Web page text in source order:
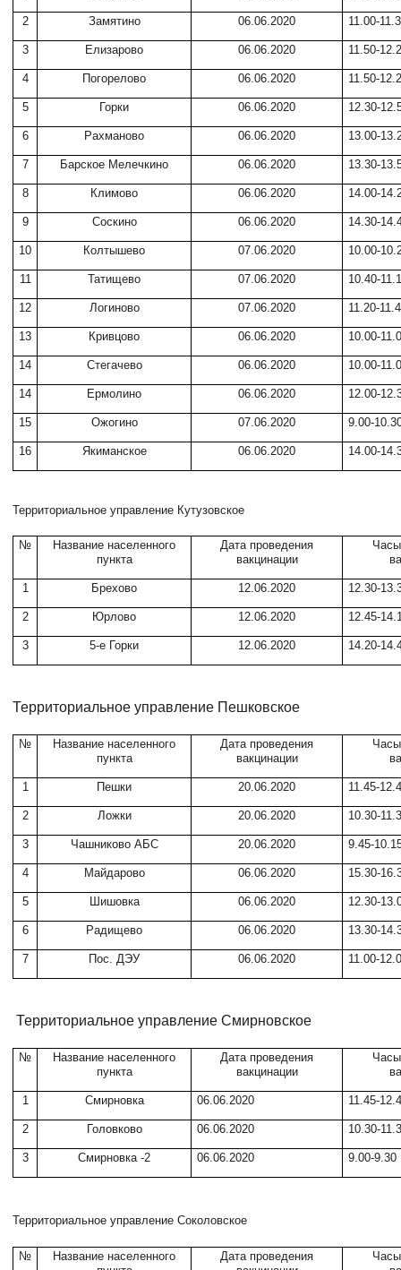
2 Замятино 06.06.2020 11.00-
3 Елизарово 06.06.2020 11.50-
4 Погорелово 06.06.2020 11.50-
5 Горки 06.06.2020 12.30-
6 Рахманово 06.06.2020 13.00-
7 Барское Мелечкино 06.06.2020 13.30-
8 Климово 06.06.2020 14.00-
9 Соскино 06.06.2020 14.30-
10 Колтышево 07.06.2020 10.00-
11 Татищево 07.06.2020 10.40-
12 Логиново 07.06.2020 11.20-
13 Кривцово 06.06.2020 10.00-
14 Стегачево 06.06.2020 10.00-
14 Ермолино 06.06.2020 12.00-
15 Ожогино 07.06.2020 9.00-
16 Якиманское 06.06.2020 14.00-
Территориальное управление Кутузовское
№
Название населенного
пункта
Дата проведения
вакцинации
1 Брехово 12.06.2020 12.30-
2 Юрлово 12.06.2020 12.45-
3 5-е Горки 12.06.2020 14.20-
Территориальное управление Пешковское
№
Название населенного
пункта
Дата проведения
вакцинации
1 Пешки 20.06.2020 11.45-
2 Ложки 20.06.2020 10.30-
3 Чашниково АБС 20.06.2020 9.45-
4 Майдарово 06.06.2020 15.30-
5 Шишовка 06.06.2020 12.30-
6 Радищево 06.06.2020 13.30-
7 Пос. ДЭУ 06.06.2020 11.00-
Территориальное управление Смирновское
№
Название населенного
пункта
Дата проведения
вакцинации
1 Смирновка 06.06.2020 11.45-
2 Головково 06.06.2020 10.30-
3 Смирновка -2 06.06.2020 9.00-9.30
Территориальное управление Соколовское
№
Название населенного
Дата проведения